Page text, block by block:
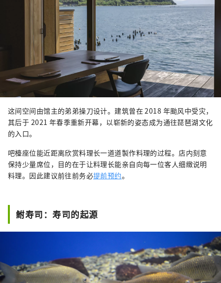
这间空间由馆主的弟弟操刀设计。建筑曾在 2018 年颱风中受灾，
其后于 2021 年春季重新开幕，以崭新的姿态成为通往琵琶湖文化
的入口。
吧檯座位能近距离欣赏料理长一道道製作料理的过程。店内刻意
保持少量席位，目的在于让料理长能亲自向每一位客人细緻说明
料理。因此建议前往前务必提前预约。
鲋寿司：寿司的起源